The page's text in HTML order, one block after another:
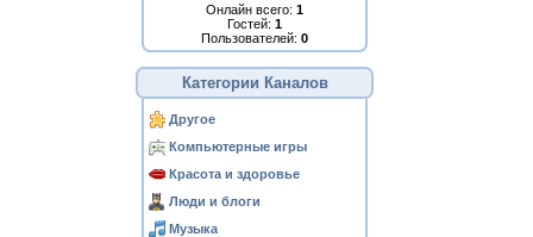
Онлайн всего: 1
Гостей: 1
Пользователей: 0
Категории Каналов
Другое
Компьютерные игры
Красота и здоровье
Люди и блоги
Музыка